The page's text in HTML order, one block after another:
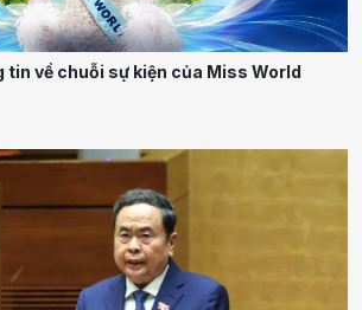
tin về chuỗi sự kiện của Miss World